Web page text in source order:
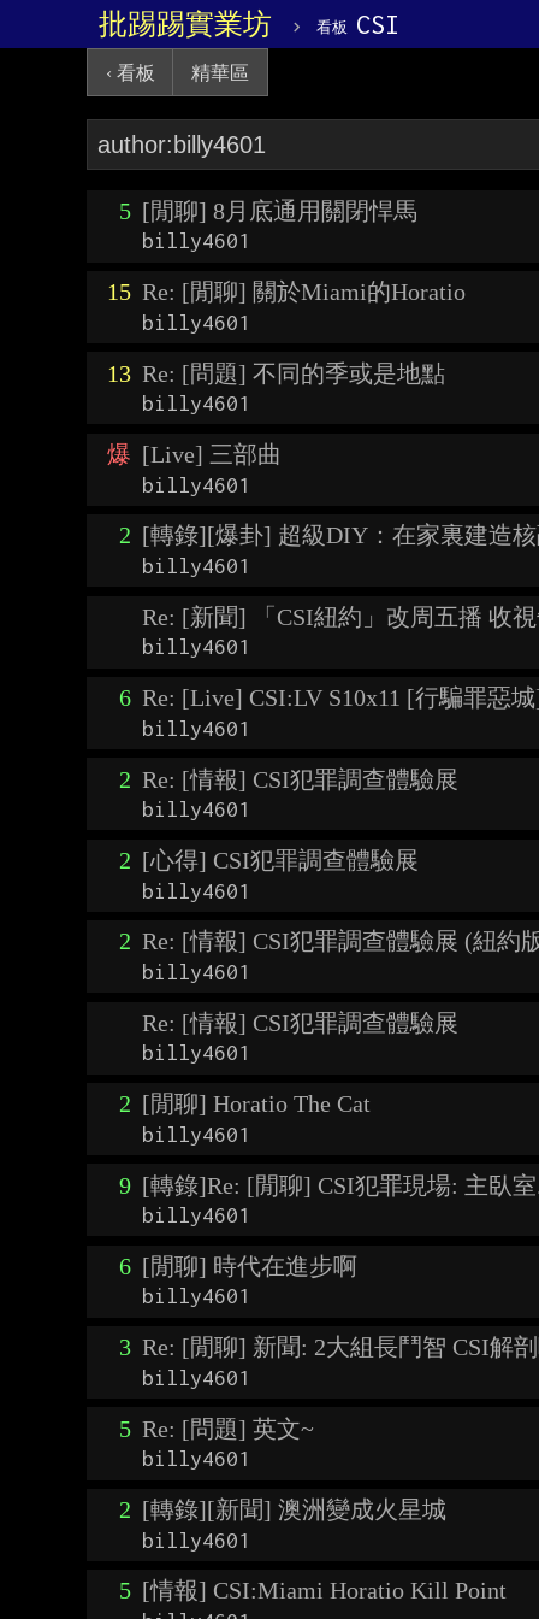
批踢踢實業坊 › 看板 CSI
‹ 看板 精華區
5 [閒聊] 8月底通用關閉悍馬
billy4601
15 Re: [閒聊] 關於Miami的Horatio
billy4601
13 Re: [問題] 不同的季或是地點
billy4601
爆 [Live] 三部曲
billy4601
2 [轉錄][爆卦] 超級DIY：在家裏建造
billy4601
Re: [新聞] 「CSI紐約」改周五播 收
billy4601
6 Re: [Live] CSI:LV S10x11 [行騙罪惡
billy4601
2 Re: [情報] CSI犯罪調查體驗展
billy4601
2 [心得] CSI犯罪調查體驗展
billy4601
2 Re: [情報] CSI犯罪調查體驗展 (紐約
billy4601
Re: [情報] CSI犯罪調查體驗展
billy4601
2 [閒聊] Horatio The Cat
billy4601
9 [轉錄]Re: [閒聊] CSI犯罪現場: 主臥室
billy4601
6 [閒聊] 時代在進步啊
billy4601
3 Re: [閒聊] 新聞: 2大組長鬥智 CSI解
billy4601
5 Re: [問題] 英文~
billy4601
2 [轉錄][新聞] 澳洲變成火星城
billy4601
5 [情報] CSI:Miami Horatio Kill Point